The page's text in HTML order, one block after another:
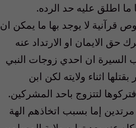
ما اطلق عليه حد الرده.
لا يوجد بها ما يمكن ان
الايمان او الارتداد عنه
السيرة ان احدي زوجات النبي
اثناء ولايته لكن ابن
لتتزوج باحد المشركين.
إما بسبب اتخاذهم الهة